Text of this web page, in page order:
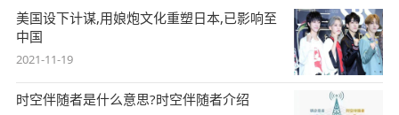
美国设下计谋,用娘炮文化重塑日本,已影响至
中国
2021-11-19
时空伴随者是什么意思?时空伴随者介绍